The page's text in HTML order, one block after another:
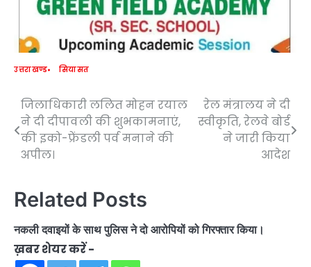
उत्तराखण्ड सियासत
Post
navigation
जिलाधिकारी ललित मोहन रयाल
ने दी दीपावली की शुभकामनाएं,
की इको-फ्रेंडली पर्व मनाने की
अपील।
रेल मंत्रालय ने दी
स्वीकृति, रेलवे बोर्ड
ने जारी किया
आदेश
Related Posts
नकली दवाइयों के साथ पुलिस ने दो आरोपियों को गिरफ्तार किया।
ख़बर शेयर करें -